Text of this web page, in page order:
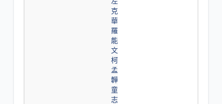
克
華
羅
能
文
柯
孟
韡
童
志